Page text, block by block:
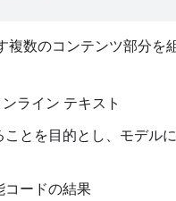
数のコンテンツ部分を
ライン テキスト
ことを目的とし、モデル
コードの結果